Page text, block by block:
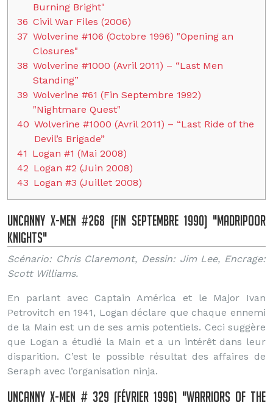
Burning Bright"
36 Civil War Files (2006)
37 Wolverine #106 (Octobre 1996) "Opening an
Closures"
38 Wolverine #1000 (Avril 2011) – “Last Men
Standing”
39 Wolverine #61 (Fin Septembre 1992)
"Nightmare Quest"
40 Wolverine #1000 (Avril 2011) – “Last Ride of the
Devil’s Brigade”
41 Logan #1 (Mai 2008)
42 Logan #2 (Juin 2008)
43 Logan #3 (Juillet 2008)
Uncanny X-Men #268 (fin Septembre 1990) "Madripoor
Knights"
Scénario: Chris Claremont, Dessin: Jim Lee, Encrage:
Scott Williams.
En parlant avec Captain América et le Major Ivan
Petrovitch en 1941, Logan déclare que chaque ennemi
de la Main est un de ses amis potentiels. Ceci suggère
que Logan a étudié la Main et a un intérêt dans leur
disparition. C’est le possible résultat des affaires de
Seraph avec l’organisation ninja.
Uncanny X-Men # 329 (Février 1996) "Warriors of the